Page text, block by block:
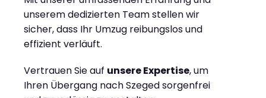
unserem dedizierten Team stellen wir
sicher, dass Ihr Umzug reibungslos und
effizient verläuft.
Vertrauen Sie auf unsere Expertise, um
Ihren Übergang nach Szeged sorgenfrei